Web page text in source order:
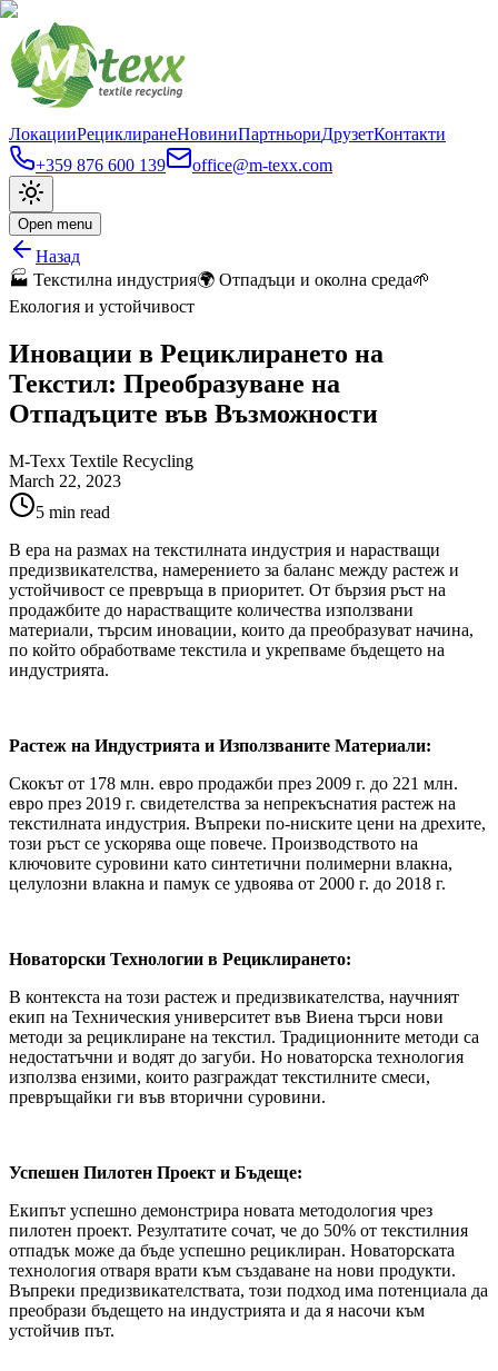
ЛокацииРециклиранеНовиниПартньориДрузетКонтакти
+359 876 600 139
office@m-texx.com
Open menu
Назад
🏭 Текстилна индустрия🌍 Отпадъци и околна среда🌱
Екология и устойчивост
Иновации в Рециклирането на
Текстил: Преобразуване на
Отпадъците във Възможности
M-Texx Textile Recycling
March 22, 2023
5 min read
В ера на размах на текстилната индустрия и нарастващи
предизвикателства, намерението за баланс между растеж и
устойчивост се превръща в приоритет. От бързия ръст на
продажбите до нарастващите количества използвани
материали, търсим иновации, които да преобразуват начина,
по който обработваме текстила и укрепваме бъдещето на
индустрията.
Растеж на Индустрията и Използваните Материали:
Скокът от 178 млн. евро продажби през 2009 г. до 221 млн.
евро през 2019 г. свидетелства за непрекъснатия растеж на
текстилната индустрия. Въпреки по-ниските цени на дрехите,
този ръст се ускорява още повече. Производството на
ключовите суровини като синтетични полимерни влакна,
целулозни влакна и памук се удвоява от 2000 г. до 2018 г.
Новаторски Технологии в Рециклирането:
В контекста на този растеж и предизвикателства, научният
екип на Техническия университет във Виена търси нови
методи за рециклиране на текстил. Традиционните методи са
недостатъчни и водят до загуби. Но новаторска технология
използва ензими, които разграждат текстилните смеси,
превръщайки ги във вторични суровини.
Успешен Пилотен Проект и Бъдеще:
Екипът успешно демонстрира новата методология чрез
пилотен проект. Резултатите сочат, че до 50% от текстилния
отпадък може да бъде успешно рециклиран. Новаторската
технология отваря врати към създаване на нови продукти.
Въпреки предизвикателствата, този подход има потенциала да
преобрази бъдещето на индустрията и да я насочи към
устойчив път.